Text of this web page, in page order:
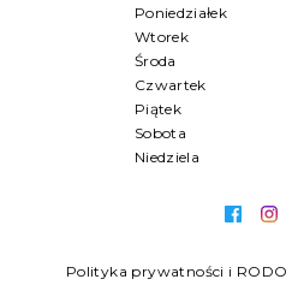
Poniedziałek
Wtorek
Środa
Czwartek
Piątek
Sobota
Niedziela
Polityka prywatności i RODO